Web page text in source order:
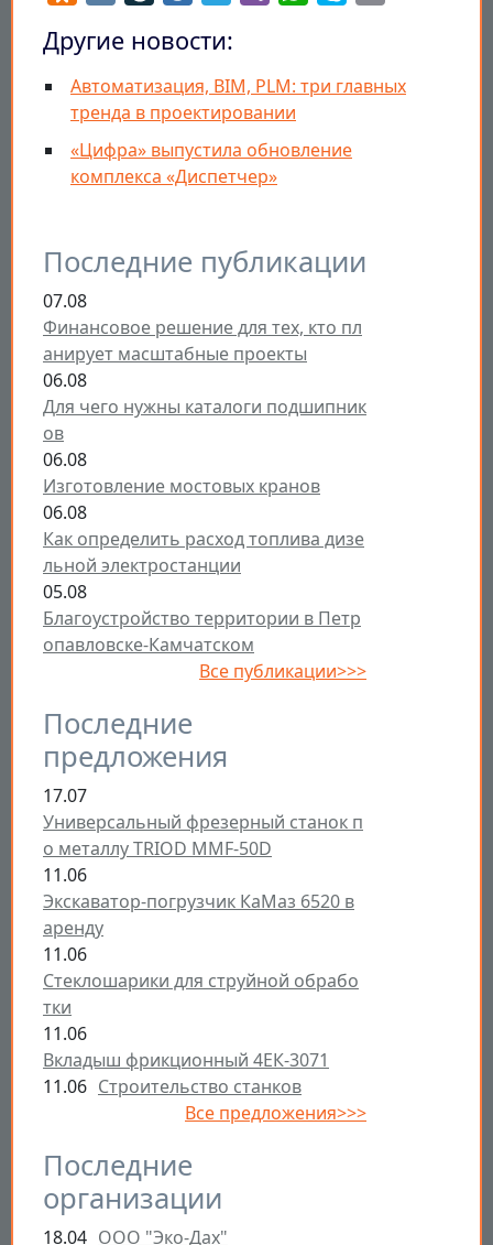
Последние публикации
07.08
Финансовое решение для тех, кто пл
анирует масштабные проекты
06.08
Для чего нужны каталоги подшипник
ов
06.08
Изготовление мостовых кранов
06.08
Как определить расход топлива дизе
льной электростанции
05.08
Благоустройство территории в Петр
опавловске-Камчатском
Все публикации>>>
Последние
предложения
17.07
Универсальный фрезерный станок п
о металлу TRIOD MMF-50D
11.06
Экскаватор-погрузчик КаМаз 6520 в
аренду
11.06
Стеклошарики для струйной обрабо
тки
11.06
Вкладыш фрикционный 4ЕК-3071
11.06 Строительство станков
Все предложения>>>
Последние
организации
18.04 ООО "Эко-Дах"
Другие новости:
Автоматизация, BIM, PLM: три главных
тренда в проектировании
«Цифра» выпустила обновление
комплекса «Диспетчер»